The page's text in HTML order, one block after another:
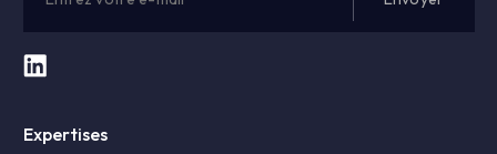
Expertises